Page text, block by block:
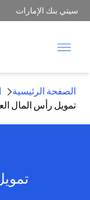
سيتي بنك الإمارات
الصفحة الرئيسية
تمويل رأس المال